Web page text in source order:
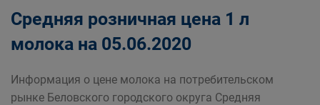
Средняя розничная цена 1 л
молока на 05.06.2020
Информация о цене молока на потребительском
рынке Беловского городского округа Средняя